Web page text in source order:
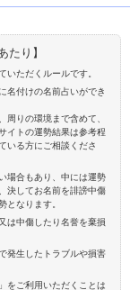
たり】
いただくルールです。
名付けの名前占いができ
周りの環境まで含めて、
イトの運勢結果は参考程
いる方にご相談くださ
場合もあり、中には運勢
決してお名前を誹謗中傷
となります。
は中傷したり名誉を棄損
発生したトラブルや損害
をご利用いただくことは